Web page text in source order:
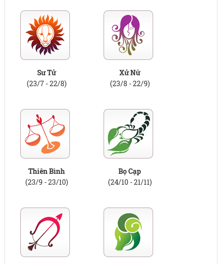
Sư Tử
(23/7 - 22/8)
Xử Nữ
(23/8 - 22/9)
Thiên Bình
(23/9 - 23/10)
Bọ Cạp
(24/10 - 21/11)